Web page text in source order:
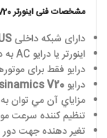
مشخصات فنی اینورتر
دارای شبکه داخلی
اينورتر يا درايوAC
درایو فقط برای
درایوV20
مزاياي آن مي توان به
تنظيم کننده سرعت
تغير دهنده جهت دور